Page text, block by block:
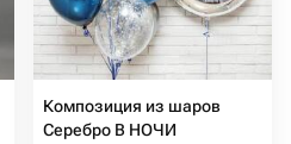
Композиция из шаров
Серебро В НОЧИ